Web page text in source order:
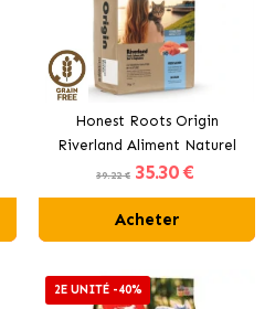
Honest Roots Origin
Riverland Aliment Naturel
pour Chats Stérilisés au
Saumon et au Bœuf
39.22 € 35.30 €
Acheter
2E UNITÉ -40%